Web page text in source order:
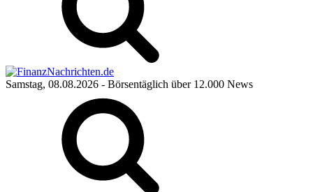
Samstag, 08.08.2026 - Börsentäglich über 12.000 News